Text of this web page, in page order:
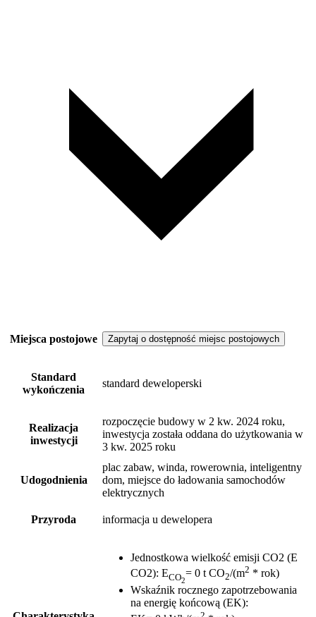
Miejsca postojowe Zapytaj o dostępność miejsc postojowych
Standard
wykończenia
standard deweloperski
Realizacja
inwestycji
rozpoczęcie budowy w 2 kw. 2024 roku,
inwestycja została oddana do użytkowania w
3 kw. 2025 roku
Udogodnienia
plac zabaw, winda, rowerownia, inteligentny
dom, miejsce do ładowania samochodów
elektrycznych
Przyroda informacja u dewelopera
Jednostkowa wielkość emisji CO2 (E
CO2): ECO2
= 0 t CO2/(m2 * rok)
Wskaźnik rocznego zapotrzebowania
na energię końcową (EK):
2